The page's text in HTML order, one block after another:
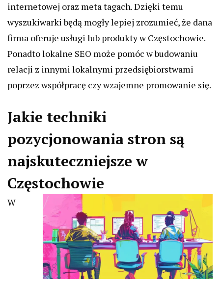
internetowej oraz meta tagach. Dzięki temu
wyszukiwarki będą mogły lepiej zrozumieć, że dana
firma oferuje usługi lub produkty w Częstochowie.
Ponadto lokalne SEO może pomóc w budowaniu
relacji z innymi lokalnymi przedsiębiorstwami
poprzez współpracę czy wzajemne promowanie się.
Jakie techniki
pozycjonowania stron są
najskuteczniejsze w
Częstochowie
W